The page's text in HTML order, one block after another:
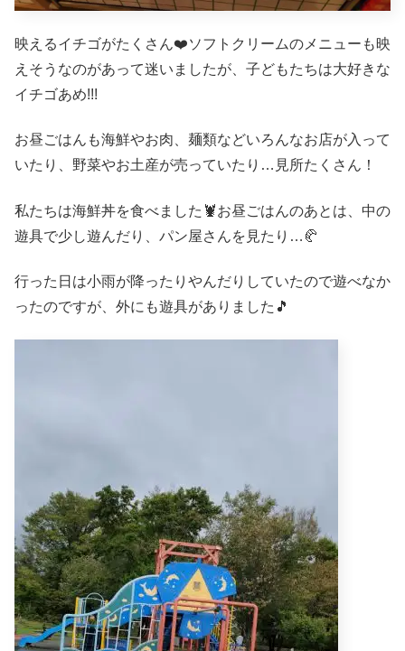
映えるイチゴがたくさん❤️ソフトクリームのメニューも映
えそうなのがあって迷いましたが、子どもたちは大好きな
イチゴあめ!!!
お昼ごはんも海鮮やお肉、麺類などいろんなお店が入って
いたり、野菜やお土産が売っていたり…見所たくさん！
私たちは海鮮丼を食べました🦞お昼ごはんのあとは、中の
遊具で少し遊んだり、パン屋さんを見たり…🥐
行った日は小雨が降ったりやんだりしていたので遊べなか
ったのですが、外にも遊具がありました🎵